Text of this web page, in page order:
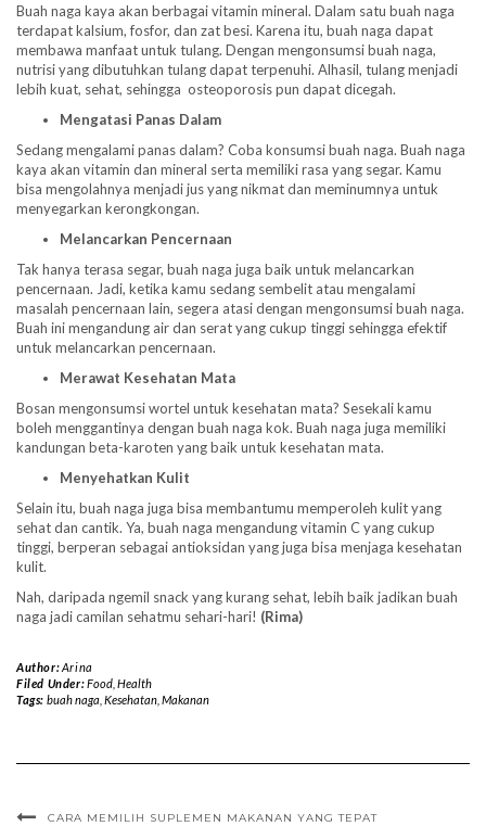
Buah naga kaya akan berbagai vitamin mineral. Dalam satu buah naga
terdapat kalsium, fosfor, dan zat besi. Karena itu, buah naga dapat
membawa manfaat untuk tulang. Dengan mengonsumsi buah naga,
nutrisi yang dibutuhkan tulang dapat terpenuhi. Alhasil, tulang menjadi
lebih kuat, sehat, sehingga osteoporosis pun dapat dicegah.
Mengatasi Panas Dalam
Sedang mengalami panas dalam? Coba konsumsi buah naga. Buah naga
kaya akan vitamin dan mineral serta memiliki rasa yang segar. Kamu
bisa mengolahnya menjadi jus yang nikmat dan meminumnya untuk
menyegarkan kerongkongan.
Melancarkan Pencernaan
Tak hanya terasa segar, buah naga juga baik untuk melancarkan
pencernaan. Jadi, ketika kamu sedang sembelit atau mengalami
masalah pencernaan lain, segera atasi dengan mengonsumsi buah naga.
Buah ini mengandung air dan serat yang cukup tinggi sehingga efektif
untuk melancarkan pencernaan.
Merawat Kesehatan Mata
Bosan mengonsumsi wortel untuk kesehatan mata? Sesekali kamu
boleh menggantinya dengan buah naga kok. Buah naga juga memiliki
kandungan beta-karoten yang baik untuk kesehatan mata.
Menyehatkan Kulit
Selain itu, buah naga juga bisa membantumu memperoleh kulit yang
sehat dan cantik. Ya, buah naga mengandung vitamin C yang cukup
tinggi, berperan sebagai antioksidan yang juga bisa menjaga kesehatan
kulit.
Nah, daripada ngemil snack yang kurang sehat, lebih baik jadikan buah
naga jadi camilan sehatmu sehari-hari! (Rima)
Author:Arina
Filed Under:Food, Health
Tags: buah naga Kesehatan, Makanan
CARA MEMILIH SUPLEMEN MAKANAN YANG TEPAT